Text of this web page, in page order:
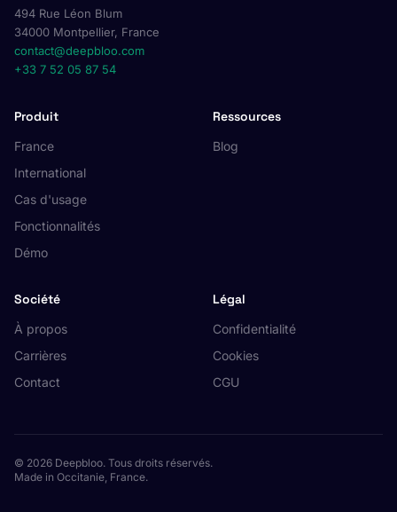
494 Rue Léon Blum
34000 Montpellier, France
contact@deepbloo.com
+33 7 52 05 87 54
Produit
France
International
Cas d'usage
Fonctionnalités
Démo
Ressources
Blog
Société
À propos
Carrières
Contact
Légal
Confidentialité
Cookies
CGU
© 2026 Deepbloo. Tous droits réservés.
Made in Occitanie, France.